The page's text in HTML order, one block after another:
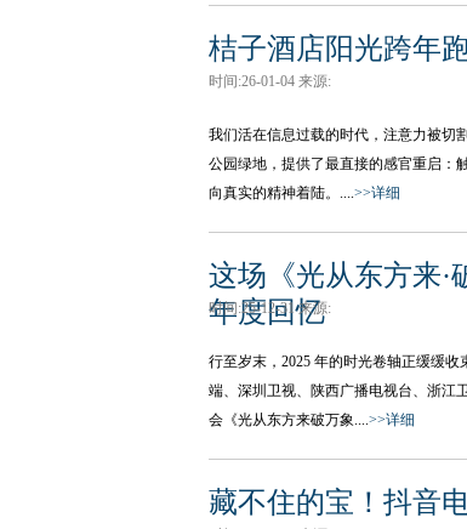
桔子酒店阳光跨年
时间:26-01-04 来源:
我们活在信息过载的时代，注意力被切
公园绿地，提供了最直接的感官重启：
向真实的精神着陆。....>>详细
这场《光从东方来·
年度回忆
时间:25-12-31 来源:
行至岁末，2025 年的时光卷轴正缓缓
端、深圳卫视、陕西广播电视台、浙江
会《光从东方来破万象....>>详细
藏不住的宝！抖音